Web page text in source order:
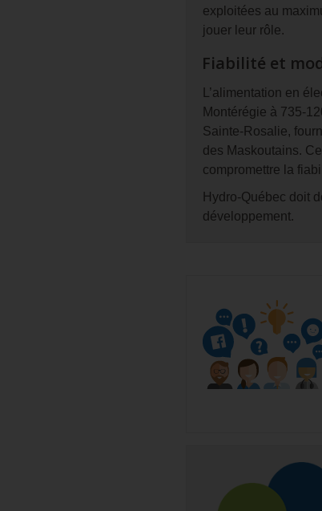
exploitées au
jouer leur rôle.
Fiabilité et
L’alimentation en
Montérégie à 735-
Sainte-Rosalie,
des Maskoutains.
compromettre la
Hydro-Québec doit
développement.